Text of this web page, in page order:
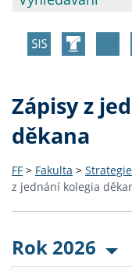
Zápisy z
děkana
FF > Fakulta >
z jednání kolegia
Rok 2026